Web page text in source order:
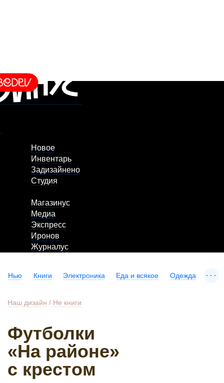
Новое
Инвентарь
Задизайнено
Студия
Магазинус
Медиа
Экспресс
Иронов
Журналус
Нью Книги Электроника Еда и всякое Одежда ...
Наш дизайн / Не книги
Футболки
«На районе»
с крестом